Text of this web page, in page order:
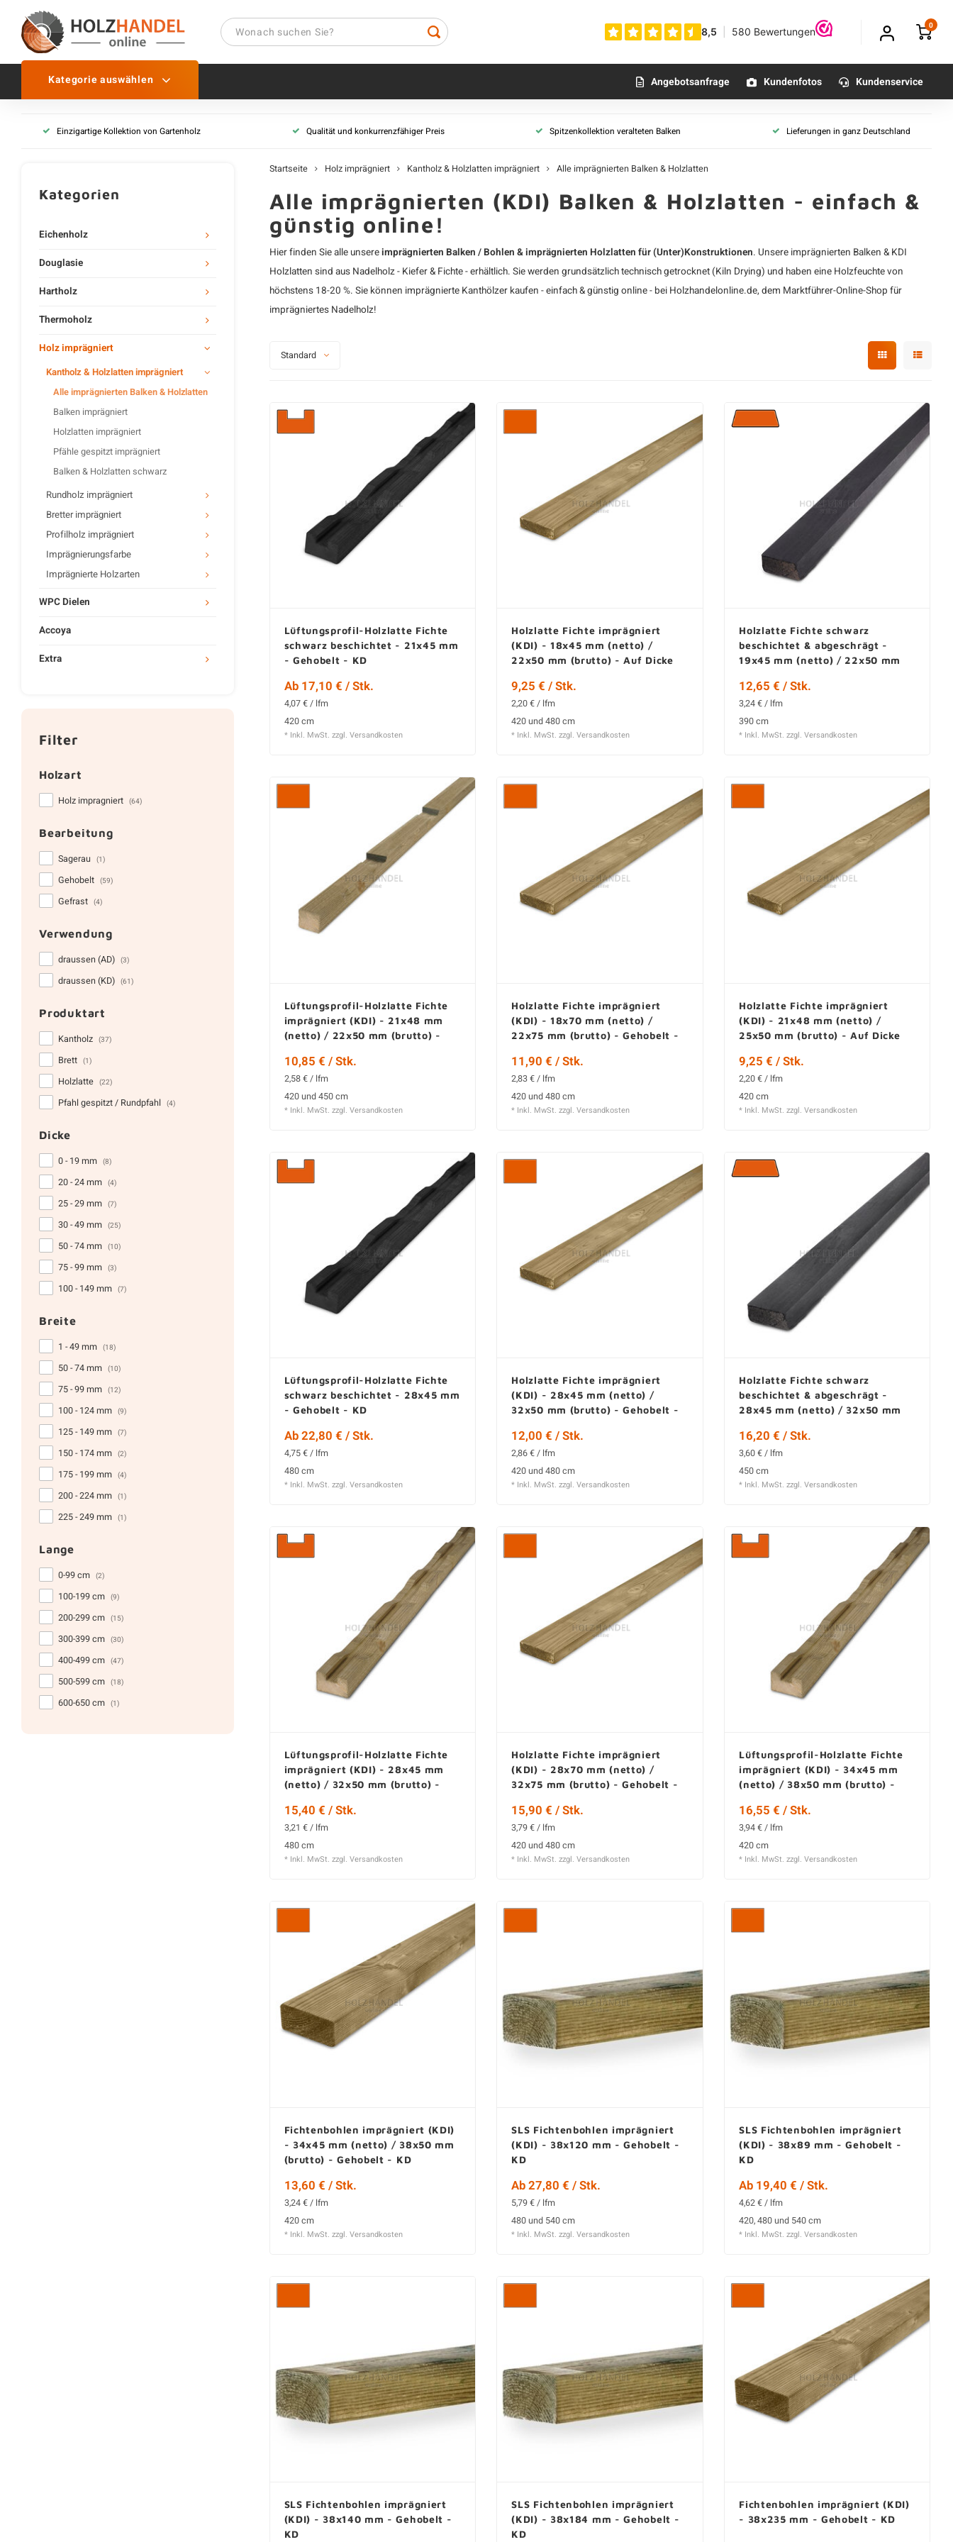
0
Kategorie auswählen
Balken imprägniert
Pfähle gespitzt imprägniert
Balken & Holzlatten schwarz
Rundholz imprägniert
Alle imprägnierten Rundhölzer
Pfähle rund gespitzt imprägniert
Pfähle rund imprägniert
Bretter imprägniert
Terrassenbretter imprägniert
Bretter schwarz
Rauspund imprägniert
Keilstülpschalung imprägniert
Blockprofilholz imprägniert
Kiefer
Angebotsanfrage Kundenfotos Kundenservice
Einzigartige Kollektion von Gartenholz Qualität und konkurrenzfähiger Preis Spitzenkollektion veralteten Balken Lieferungen in ganz Deutschland
Kategorien
Eichenholz
Douglasie
Hartholz
Thermoholz
Holz imprägniert
Kantholz & Holzlatten imprägniert
Alle imprägnierten Balken & Holzlatten
Balken imprägniert
Holzlatten imprägniert
Pfähle gespitzt imprägniert
Balken & Holzlatten schwarz
Rundholz imprägniert
Bretter imprägniert
Profilholz imprägniert
Imprägnierungsfarbe
Imprägnierte Holzarten
WPC Dielen
Accoya
Extra
Filter
Holzart
Holz impragniert (64)
Bearbeitung
Sagerau (1)
Gehobelt (59)
Gefrast (4)
Verwendung
draussen (AD) (3)
draussen (KD) (61)
Produktart
Kantholz (37)
Brett (1)
Holzlatte (22)
Pfahl gespitzt / Rundpfahl (4)
Dicke
0 - 19 mm (8)
20 - 24 mm (4)
25 - 29 mm (7)
30 - 49 mm (25)
50 - 74 mm (10)
75 - 99 mm (3)
100 - 149 mm (7)
Breite
1 - 49 mm (18)
50 - 74 mm (10)
75 - 99 mm (12)
100 - 124 mm (9)
125 - 149 mm (7)
150 - 174 mm (2)
175 - 199 mm (4)
200 - 224 mm (1)
225 - 249 mm (1)
Lange
0-99 cm (2)
100-199 cm (9)
200-299 cm (15)
300-399 cm (30)
400-499 cm (47)
500-599 cm (18)
600-650 cm (1)
Startseite Holz imprägniert Kantholz & Holzlatten imprägniert Alle imprägnierten Balken & Holzlatten
Alle imprägnierten (KDI) Balken & Holzlatten - einfach &
günstig online!
Hier finden Sie alle unsereimprägnierten Balken / Bohlen & imprägnierten Holzlatten für (Unter)Konstruktionen. Unsere imprägnierten Balken & KDI
Holzlatten sind aus Nadelholz - Kiefer & Fichte - erhältlich. Sie werden grundsätzlich technisch getrocknet (Kiln Drying) und haben eine Holzfeuchte von
höchstens 18-20 %. Sie können imprägnierte Kanthölzer kaufen - einfach & günstig online - bei Holzhandelonline.de, dem Marktführer-Online-Shop für
imprägniertes Nadelholz!
Standard
Lüftungsprofil-Holzlatte Fichte
schwarz beschichtet - 21x45 mm
- Gehobelt - KD
Ab 17,10 € / Stk.
4,07 € / lfm
420 cm
* Inkl. MwSt. zzgl. Versandkosten
Holzlatte Fichte imprägniert
(KDI) - 18x45 mm (netto) /
22x50 mm (brutto) - Auf Dicke
9,25 € / Stk.
2,20 € / lfm
420 und 480 cm
* Inkl. MwSt. zzgl.Versandkosten
Holzlatte Fichte schwarz
beschichtet & abgeschrägt -
19x45 mm (netto) / 22x50 mm
12,65 € / Stk.
3,24 € / lfm
390 cm
* Inkl. MwSt. zzgl.Versandkosten
Lüftungsprofil-Holzlatte Fichte
imprägniert (KDI) - 21x48 mm
(netto) / 22x50 mm (brutto) -
10,85 € / Stk.
2,58 € / lfm
420 und 450 cm
* Inkl. MwSt. zzgl. Versandkosten
Holzlatte Fichte imprägniert
(KDI) - 18x70 mm (netto) /
22x75 mm (brutto) - Gehobelt -
11,90 € / Stk.
2,83 € / lfm
420 und 480 cm
* Inkl. MwSt. zzgl.Versandkosten
Holzlatte Fichte imprägniert
(KDI) - 21x48 mm (netto) /
25x50 mm (brutto) - Auf Dicke
9,25 € / Stk.
2,20 € / lfm
420 cm
* Inkl. MwSt. zzgl.Versandkosten
Lüftungsprofil-Holzlatte Fichte
schwarz beschichtet - 28x45 mm
- Gehobelt - KD
Ab 22,80 € / Stk.
4,75 € / lfm
480 cm
* Inkl. MwSt. zzgl. Versandkosten
Holzlatte Fichte imprägniert
(KDI) - 28x45 mm (netto) /
32x50 mm (brutto) - Gehobelt -
12,00 € / Stk.
2,86 € / lfm
420 und 480 cm
* Inkl. MwSt. zzgl.Versandkosten
Holzlatte Fichte schwarz
beschichtet & abgeschrägt -
28x45 mm (netto) / 32x50 mm
16,20 € / Stk.
3,60 € / lfm
450 cm
* Inkl. MwSt. zzgl.Versandkosten
Lüftungsprofil-Holzlatte Fichte
imprägniert (KDI) - 28x45 mm
(netto) / 32x50 mm (brutto) -
15,40 € / Stk.
3,21 € / lfm
480 cm
* Inkl. MwSt. zzgl. Versandkosten
Holzlatte Fichte imprägniert
(KDI) - 28x70 mm (netto) /
32x75 mm (brutto) - Gehobelt -
15,90 € / Stk.
3,79 € / lfm
420 und 480 cm
* Inkl. MwSt. zzgl.Versandkosten
Lüftungsprofil-Holzlatte Fichte
imprägniert (KDI) - 34x45 mm
(netto) / 38x50 mm (brutto) -
16,55 € / Stk.
3,94 € / lfm
420 cm
* Inkl. MwSt. zzgl.Versandkosten
Fichtenbohlen imprägniert (KDI)
- 34x45 mm (netto) / 38x50 mm
(brutto) - Gehobelt - KD
13,60 € / Stk.
3,24 € / lfm
420 cm
* Inkl. MwSt. zzgl. Versandkosten
SLS Fichtenbohlen imprägniert
(KDI) - 38x120 mm - Gehobelt -
KD
Ab 27,80 € / Stk.
5,79 € / lfm
480 und 540 cm
* Inkl. MwSt. zzgl.Versandkosten
SLS Fichtenbohlen imprägniert
(KDI) - 38x89 mm - Gehobelt -
KD
Ab 19,40 € / Stk.
4,62 € / lfm
420, 480 und 540 cm
* Inkl. MwSt. zzgl.Versandkosten
SLS Fichtenbohlen imprägniert
(KDI) - 38x140 mm - Gehobelt -
KD
SLS Fichtenbohlen imprägniert
(KDI) - 38x184 mm - Gehobelt -
KD
Fichtenbohlen imprägniert (KDI)
- 38x235 mm - Gehobelt - KD